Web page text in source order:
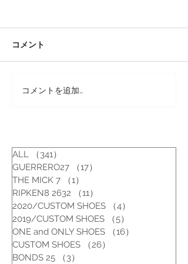
カスタムシューズ [スエー
コメント
コメントを追加…
ALL （341）
GUERRERO27
（17）
THE MICK 7
（1）
RIPKEN8 2632
（11）
2020/CUSTOM SHOES
（4）
2019/CUSTOM SHOES
（5）
ONE and ONLY SHOES
（16）
CUSTOM SHOES
（26）
BONDS 25
（3）